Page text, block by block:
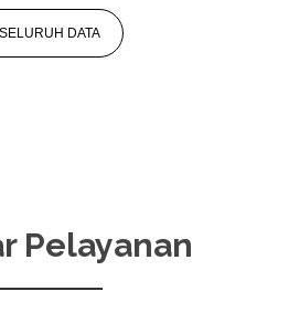
SELURUH DATA
Pelayanan